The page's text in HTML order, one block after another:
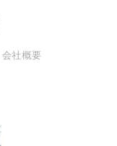
会社概要